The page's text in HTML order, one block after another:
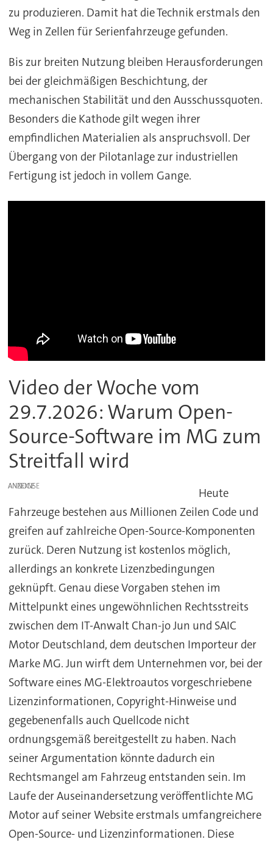
zu produzieren. Damit hat die Technik erstmals den
Weg in Zellen für Serienfahrzeuge gefunden.
Bis zur breiten Nutzung bleiben Herausforderungen
bei der gleichmäßigen Beschichtung, der
mechanischen Stabilität und den Ausschussquoten.
Besonders die Kathode gilt wegen ihrer
empfindlichen Materialien als anspruchsvoll. Der
Übergang von der Pilotanlage zur industriellen
Fertigung ist jedoch in vollem Gange.
Video der Woche vom
29.7.2026: Warum Open-
Source-Software im MG zum
Streitfall wird
ANZEIGE
Heute
Fahrzeuge bestehen aus Millionen Zeilen Code und
greifen auf zahlreiche Open-Source-Komponenten
zurück. Deren Nutzung ist kostenlos möglich,
allerdings an konkrete Lizenzbedingungen
geknüpft. Genau diese Vorgaben stehen im
Mittelpunkt eines ungewöhnlichen Rechtsstreits
zwischen dem IT-Anwalt Chan-jo Jun und SAIC
Motor Deutschland, dem deutschen Importeur der
Marke MG. Jun wirft dem Unternehmen vor, bei der
Software eines MG-Elektroautos vorgeschriebene
Lizenzinformationen, Copyright-Hinweise und
gegebenenfalls auch Quellcode nicht
ordnungsgemäß bereitgestellt zu haben. Nach
seiner Argumentation könnte dadurch ein
Rechtsmangel am Fahrzeug entstanden sein. Im
Laufe der Auseinandersetzung veröffentlichte MG
Motor auf seiner Website erstmals umfangreichere
Open-Source- und Lizenzinformationen. Diese